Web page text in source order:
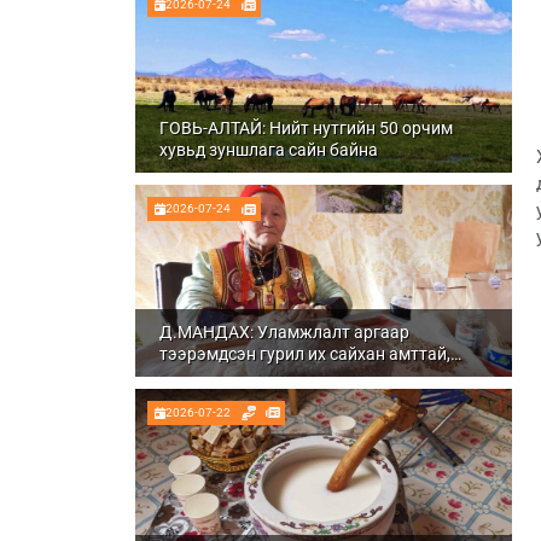
2026-07-24
ГОВЬ-АЛТАЙ: Нийт нутгийн 50 орчим
хувьд зуншлага сайн байна
2026-07-24
Д.МАНДАХ: Уламжлалт аргаар
тээрэмдсэн гурил их сайхан амттай,
шим тэжээлтэй болдог
2026-07-22